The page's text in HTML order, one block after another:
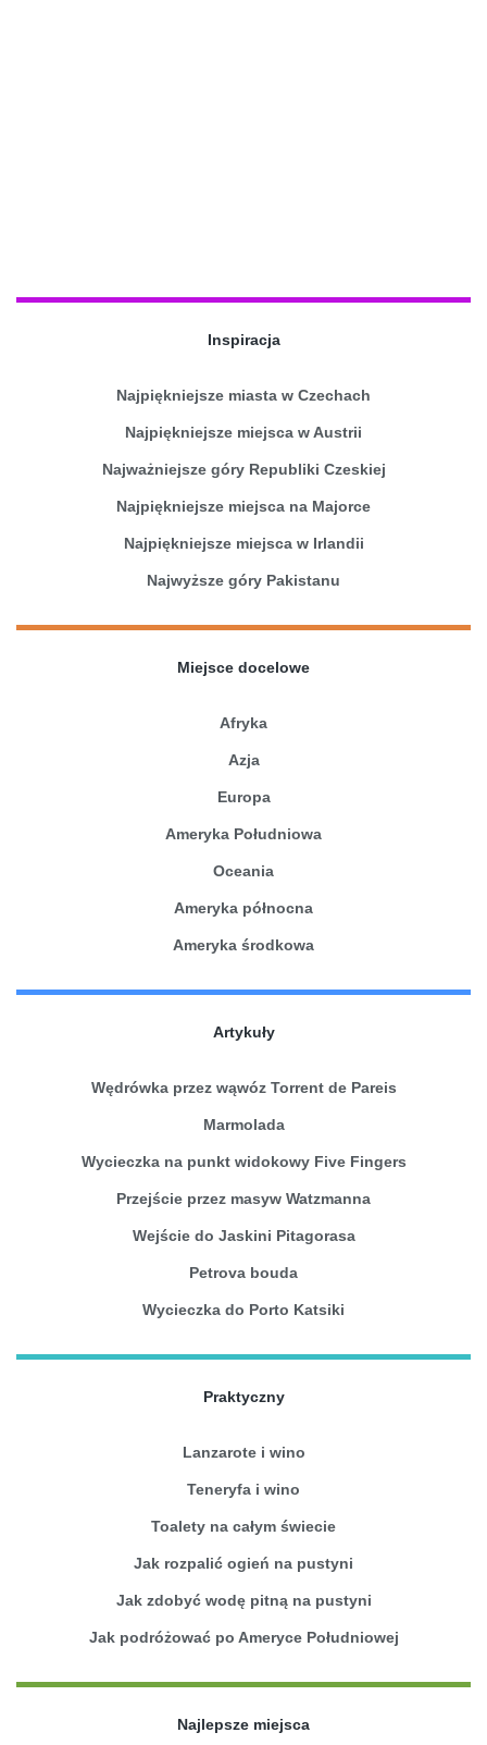
Inspiracja
Najpiękniejsze miasta w Czechach
Najpiękniejsze miejsca w Austrii
Najważniejsze góry Republiki Czeskiej
Najpiękniejsze miejsca na Majorce
Najpiękniejsze miejsca w Irlandii
Najwyższe góry Pakistanu
Miejsce docelowe
Afryka
Azja
Europa
Ameryka Południowa
Oceania
Ameryka północna
Ameryka środkowa
Artykuły
Wędrówka przez wąwóz Torrent de Pareis
Marmolada
Wycieczka na punkt widokowy Five Fingers
Przejście przez masyw Watzmanna
Wejście do Jaskini Pitagorasa
Petrova bouda
Wycieczka do Porto Katsiki
Praktyczny
Lanzarote i wino
Teneryfa i wino
Toalety na całym świecie
Jak rozpalić ogień na pustyni
Jak zdobyć wodę pitną na pustyni
Jak podróżować po Ameryce Południowej
Najlepsze miejsca